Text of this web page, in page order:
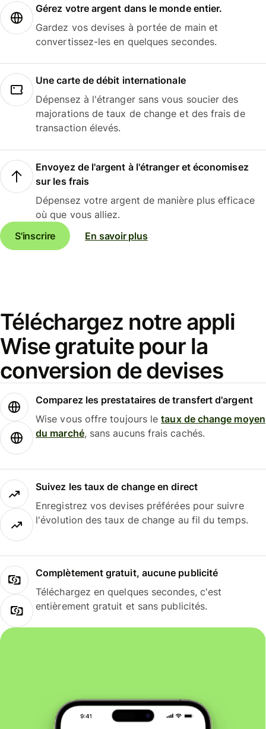
Gérez votre argent dans le monde entier.
Gardez vos devises à portée de main et
convertissez-les en quelques secondes.
Une carte de débit internationale
Dépensez à l'étranger sans vous soucier des
majorations de taux de change et des frais de
transaction élevés.
Envoyez de l'argent à l'étranger et économisez
sur les frais
Dépensez votre argent de manière plus efficace
où que vous alliez.
S'inscrire
En savoir plus
Téléchargez notre appli
Wise gratuite pour la
conversion de devises
Comparez les prestataires de transfert d'argent
Wise vous offre toujours letaux de change moyen
du marché, sans aucuns frais cachés.
Suivez les taux de change en direct
Enregistrez vos devises préférées pour suivre
l'évolution des taux de change au fil du temps.
Complètement gratuit, aucune publicité
Téléchargez en quelques secondes, c'est
entièrement gratuit et sans publicités.